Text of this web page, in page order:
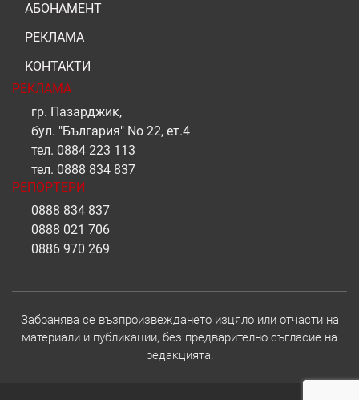
АБОНАМЕНТ
РЕКЛАМА
КОНТАКТИ
РЕКЛАМА
гр. Пазарджик,
бул. "България" No 22, ет.4
тел. 0884 223 113
тел. 0888 834 837
РЕПОРТЕРИ
0888 834 837
0888 021 706
0886 970 269
Забранява се възпроизвеждането изцяло или отчасти на
материали и публикации, без предварително съгласие на
редакцията.